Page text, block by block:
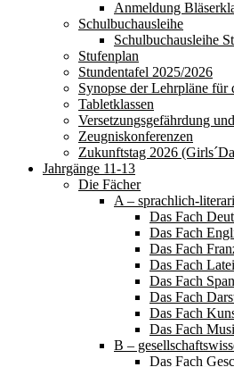
Anmeldung
Schulbuchausleihe
Schulbuchausleihe
Stufenplan
Stundentafel 2025/2026
Synopse der Lehrpläne für
Tabletklassen
Versetzungsgefährdung
Zeugniskonferenzen
Zukunftstag 2026
Jahrgänge 11-13
Die Fächer
A – sprachlich-
Das Fach
Das Fach
Das Fach
Das Fach
Das Fach
Das Fach
Das Fach
Das Fach
B –
Das Fach